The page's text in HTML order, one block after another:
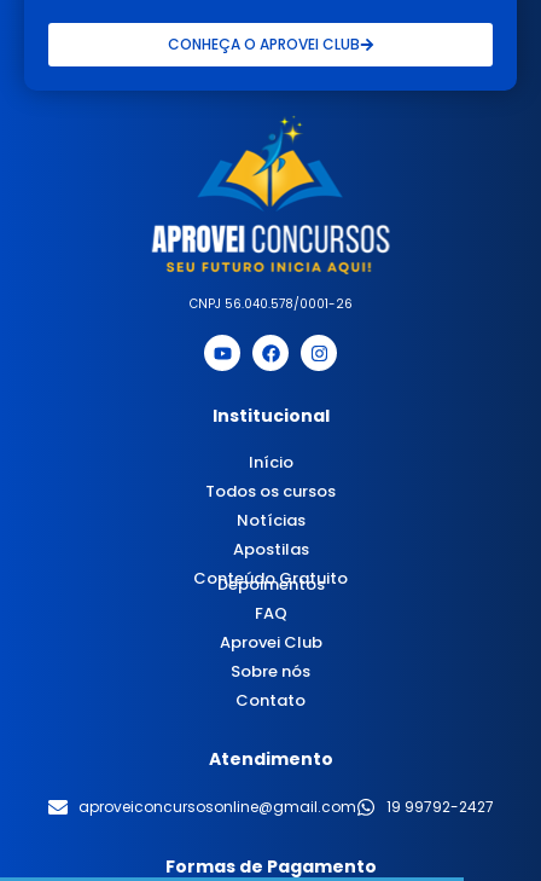
CONHEÇA O APROVEI CLUB
CNPJ 56.040.578/0001-26
Institucional
Início
Todos os cursos
Notícias
Apostilas
Conteúdo Gratuito
Depoimentos
FAQ
Aprovei Club
Sobre nós
Contato
Atendimento
aproveiconcursosonline@gmail.com 19 99792-2427
Formas de Pagamento